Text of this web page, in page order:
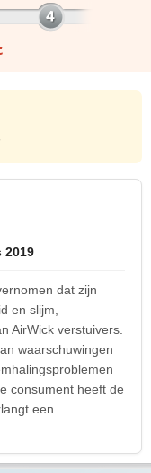
2019
dat zijn
en slijm,
AirWick verstuivers.
waarschuwingen
consument heeft de
een